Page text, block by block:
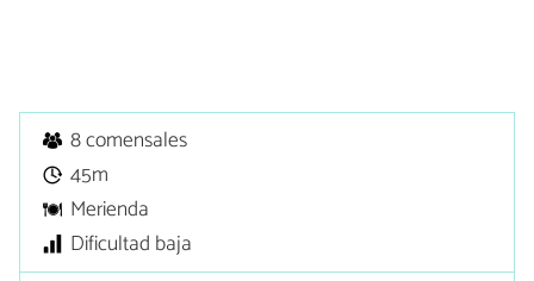
8 comensales
45m
Merienda
Dificultad baja